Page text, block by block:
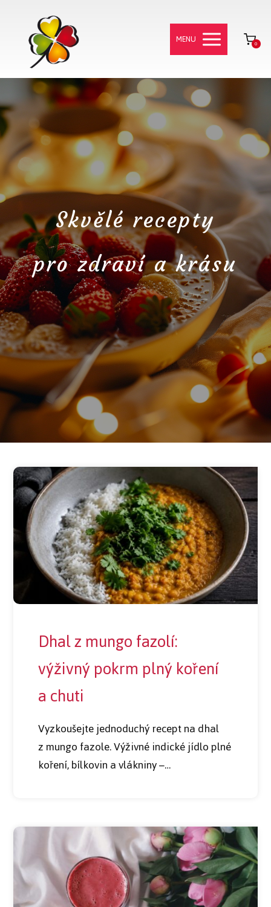
MENU 0
Skvělé recepty
pro zdraví a krásu
Dhal z mungo fazolí:
výživný pokrm plný koření
a chuti
Vyzkoušejte jednoduchý recept na dhal
z mungo fazole. Výživné indické jídlo plné
koření, bílkovin a vlákniny –…